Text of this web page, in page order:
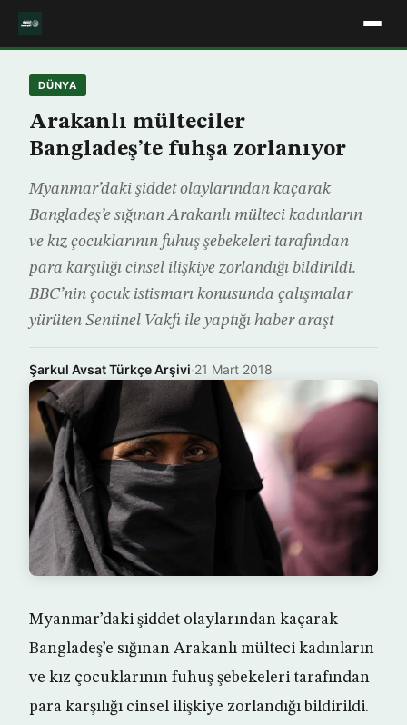
DÜNYA
Arakanlı mülteciler
Bangladeş’te fuhşa zorlanıyor
Myanmar’daki şiddet olaylarından kaçarak
Bangladeş’e sığınan Arakanlı mülteci kadınların
ve kız çocuklarının fuhuş şebekeleri tarafından
para karşılığı cinsel ilişkiye zorlandığı bildirildi.
BBC’nin çocuk istismarı konusunda çalışmalar
yürüten Sentinel Vakfı ile yaptığı haber araşt
Şarkul Avsat Türkçe Arşivi·21 Mart 2018
Myanmar’daki şiddet olaylarından kaçarak
Bangladeş’e sığınan Arakanlı mülteci kadınların
ve kız çocuklarının fuhuş şebekeleri tarafından
para karşılığı cinsel ilişkiye zorlandığı bildirildi.